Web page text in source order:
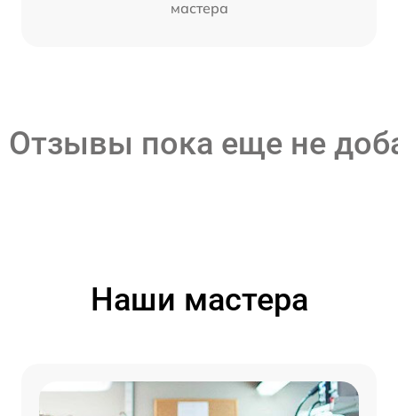
мастера
Отзывы пока еще не
Наши мастера